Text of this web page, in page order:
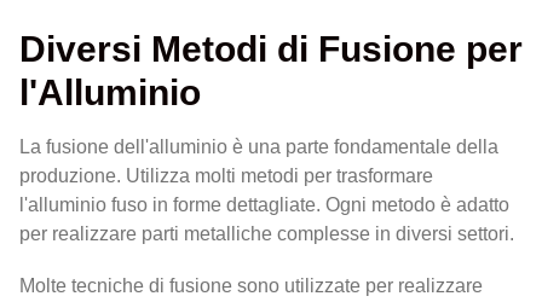
Diversi Metodi di Fusione per
l'Alluminio
La fusione dell'alluminio è una parte fondamentale della
produzione. Utilizza molti metodi per trasformare
l'alluminio fuso in forme dettagliate. Ogni metodo è adatto
per realizzare parti metalliche complesse in diversi settori.
Molte tecniche di fusione sono utilizzate per realizzare